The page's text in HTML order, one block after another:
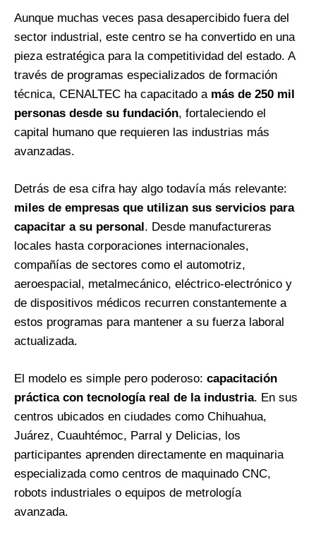
Aunque muchas veces pasa desapercibido fuera del
sector industrial, este centro se ha convertido en una
pieza estratégica para la competitividad del estado. A
través de programas especializados de formación
técnica, CENALTEC ha capacitado a más de 250 mil
personas desde su fundación, fortaleciendo el
capital humano que requieren las industrias más
avanzadas.
Detrás de esa cifra hay algo todavía más relevante:
miles de empresas que utilizan sus servicios para
capacitar a su personal . Desde manufactureras
locales hasta corporaciones internacionales,
compañías de sectores como el automotriz,
aeroespacial, metalmecánico, eléctrico-electrónico y
de dispositivos médicos recurren constantemente a
estos programas para mantener a su fuerza laboral
actualizada.
El modelo es simple pero poderoso: capacitación
práctica con tecnología real de la industria. En sus
centros ubicados en ciudades como Chihuahua,
Juárez, Cuauhtémoc, Parral y Delicias, los
participantes aprenden directamente en maquinaria
especializada como centros de maquinado CNC,
robots industriales o equipos de metrología
avanzada.